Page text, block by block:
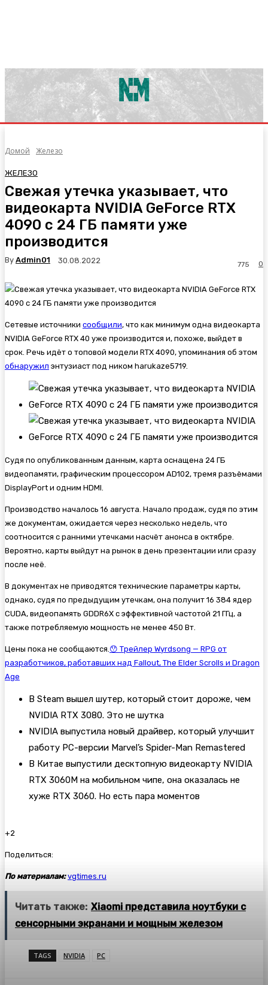
Домой Железо
ЖЕЛЕЗО
Свежая утечка указывает, что
видеокарта NVIDIA GeForce RTX
4090 с 24 ГБ памяти уже
производится
By Admin01 30.08.2022 0
775
Сетевые источники сообщили, что как минимум одна видеокарта
NVIDIA GeForce RTX 40 уже производится и, похоже, выйдет в
срок. Речь идёт о топовой модели RTX 4090, упоминания об этом
обнаружил энтузиаст под ником harukaze5719.
Судя по опубликованным данным, карта оснащена 24 ГБ
видеопамяти, графическим процессором AD102, тремя разъёмами
DisplayPort и одним HDMI.
Производство началось 16 августа. Начало продаж, судя по этим
же документам, ожидается через несколько недель, что
соотносится с ранними утечками насчёт анонса в октябре.
Вероятно, карты выйдут на рынок в день презентации или сразу
после неё.
В документах не приводятся технические параметры карты,
однако, судя по предыдущим утечкам, она получит 16 384 ядер
CUDA, видеопамять GDDR6X с эффективной частотой 21 ГГц, а
также потребляемую мощность не менее 450 Вт.
Цены пока не сообщаются. 😯 Трейлер Wyrdsong — RPG от
разработчиков, работавших над Fallout, The Elder Scrolls и Dragon
Age
В Steam вышел шутер, который стоит дороже, чем
NVIDIA RTX 3080. Это не шутка
NVIDIA выпустила новый драйвер, который улучшит
работу PC-версии Marvel’s Spider-Man Remastered
В Китае выпустили десктопную видеокарту NVIDIA
RTX 3060M на мобильном чипе, она оказалась не
хуже RTX 3060. Но есть пара моментов
+2
Поделиться:
По материалам: vgtimes.ru
Читать также: Xiaomi представила ноутбуки с
сенсорными экранами и мощным железом
TAGS NVIDIA PC